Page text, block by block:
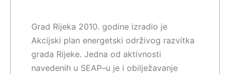
Grad Rijeka 2010. godine izradio je
Akcijski plan energetski održivog razvitka
grada Rijeke. Jedna od aktivnosti
navedenih u SEAP–u je i obilježavanje